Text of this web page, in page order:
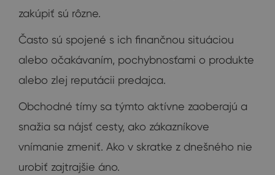
zakúpiť sú rôzne.
Často sú spojené s ich finančnou situáciou
alebo očakávaním, pochybnosťami o produkte
alebo zlej reputácii predajca.
Obchodné tímy sa týmto aktívne zaoberajú a
snažia sa nájsť cesty, ako zákazníkove
vnímanie zmeniť. Ako v skratke z dnešného nie
urobiť zajtrajšie áno.